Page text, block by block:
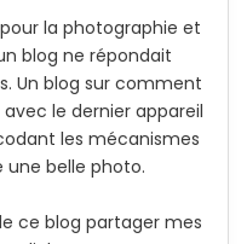
la photographie et
blog ne répondait
Un blog sur comment
le dernier appareil
les mécanismes
une belle photo.
ce blog partager mes